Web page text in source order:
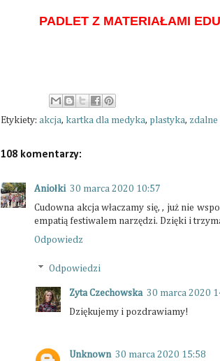
PADLET Z MATERIAŁAMI
Etykiety: akcja, kartka dla medyka, plastyka, zdalne
108 komentarzy:
Aniołki 30 marca 2020 10:57
Cudowna akcja właczamy się, , już nie
empatią festiwalem narzędzi. Dzięki i
Odpowiedz
Odpowiedzi
Zyta Czechowska 30 marca 2020
Dziękujemy i pozdrawiamy!
Unknown 30 marca 2020 15:58